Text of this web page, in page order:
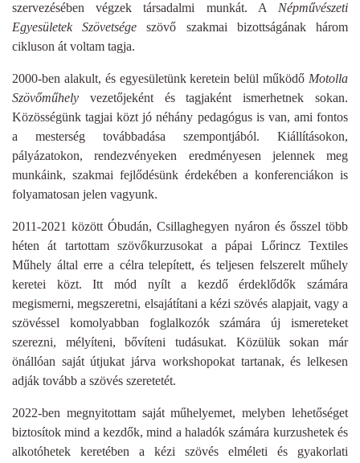
szervezésében végzek társadalmi munkát. A Népművészeti
Egyesületek Szövetsége szövő szakmai bizottságának három
cikluson át voltam tagja.
2000-ben alakult, és egyesületünk keretein belül működő Motolla
Szövőműhely vezetőjeként és tagjaként ismerhetnek sokan.
Közösségünk tagjai közt jó néhány pedagógus is van, ami fontos
a mesterség továbbadása szempontjából. Kiállításokon,
pályázatokon, rendezvényeken eredményesen jelennek meg
munkáink, szakmai fejlődésünk érdekében a konferenciákon is
folyamatosan jelen vagyunk.
2011-2021 között Óbudán, Csillaghegyen nyáron és ősszel több
héten át tartottam szövőkurzusokat a pápai Lőrincz Textiles
Műhely által erre a célra telepített, és teljesen felszerelt műhely
keretei közt. Itt mód nyílt a kezdő érdeklődők számára
megismerni, megszeretni, elsajátítani a kézi szövés alapjait, vagy a
szövéssel komolyabban foglalkozók számára új ismereteket
szerezni, mélyíteni, bővíteni tudásukat. Közülük sokan már
önállóan saját útjukat járva workshopokat tartanak, és lelkesen
adják tovább a szövés szeretetét.
2022-ben megnyitottam saját műhelyemet, melyben lehetőséget
biztosítok mind a kezdők, mind a haladók számára kurzushetek és
alkotóhetek keretében a kézi szövés elméleti és gyakorlati